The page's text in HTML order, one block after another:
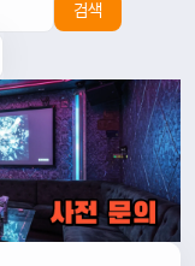
검색